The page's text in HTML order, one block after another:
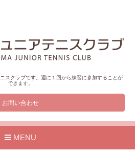
スクラブです。週に１回から練習に参加することが
できます。
お問い合わせ
MENU